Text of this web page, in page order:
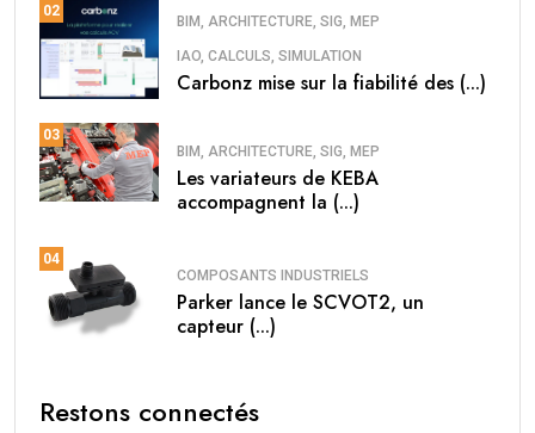
02
BIM, ARCHITECTURE, SIG, MEP
IAO, CALCULS, SIMULATION
Carbonz mise sur la fiabilité des (...)
03
BIM, ARCHITECTURE, SIG, MEP
Les variateurs de KEBA
accompagnent la (...)
04
COMPOSANTS INDUSTRIELS
Parker lance le SCVOT2, un
capteur (...)
Restons connectés